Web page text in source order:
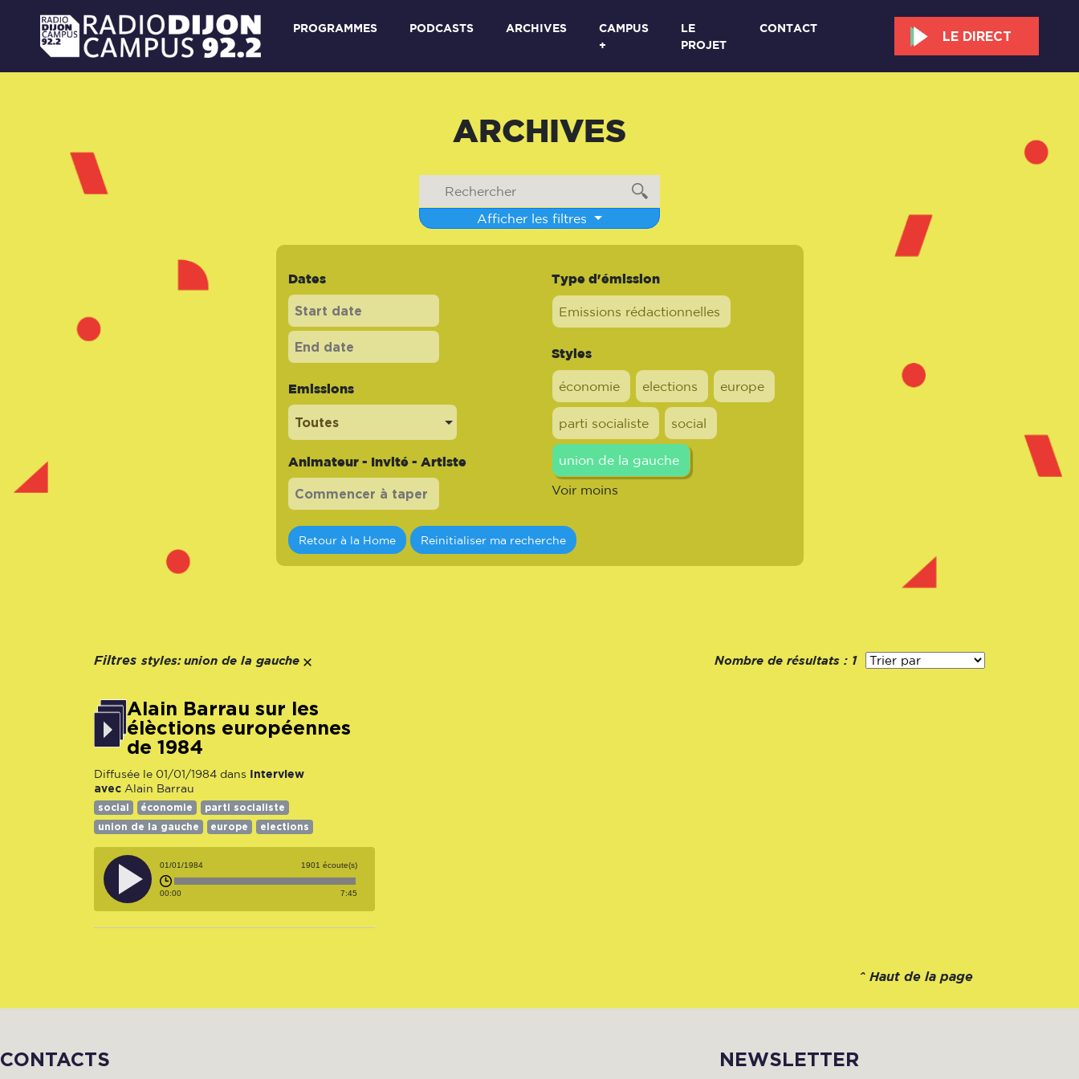
PROGRAMMES PODCASTS ARCHIVES
CAMPUS
+
LE
PROJET
CONTACT
LE DIRECT
ARCHIVES
Afficher les filtres
Dates
Emissions
Toutes
Animateur - Invité - Artiste
Type d'émission
Emissions rédactionnelles
Styles
économie elections europe
parti socialiste social
union de la gauche
Voir moins
Retour à la Home Reinitialiser ma recherche
Filtres styles: union de la gauche Nombre de résultats : 1
Alain Barrau sur les
élèctions européennes
de 1984
Diffusée le 01/01/1984 dans Interview
avec Alain Barrau
social économie
parti socialiste
union de la gauche
europe elections
01/01/1984 1901 écoute(s)
00:00 7:45
^ Haut de la page
CONTACTS NEWSLETTER